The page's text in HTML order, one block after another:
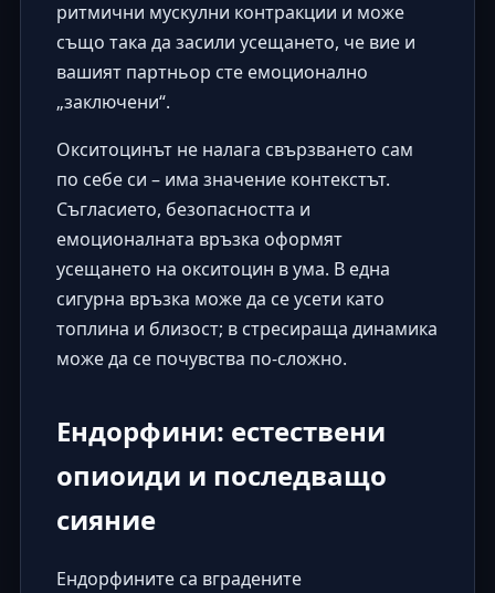
ритмични мускулни контракции и може
също така да засили усещането, че вие ​​и
вашият партньор сте емоционално
„заключени“.
Окситоцинът не налага свързването сам
по себе си – има значение контекстът.
Съгласието, безопасността и
емоционалната връзка оформят
усещането на окситоцин в ума. В една
сигурна връзка може да се усети като
топлина и близост; в стресираща динамика
може да се почувства по-сложно.
Ендорфини: естествени
опиоиди и последващо
сияние
Ендорфините са вградените